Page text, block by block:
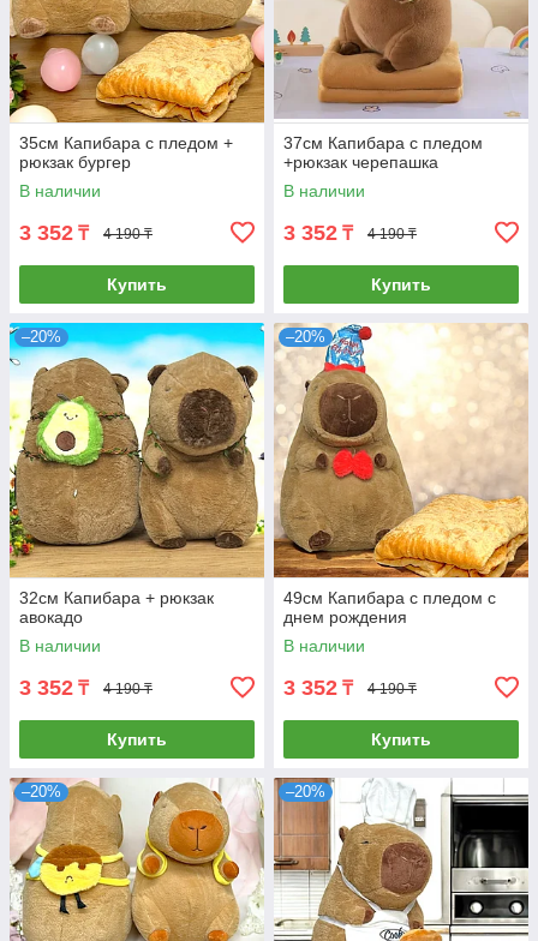
35см Капибара с пледом +
рюкзак бургер
В наличии
3 352 ₸ 4 190 ₸
Купить
37см Капибара с пледом
+рюкзак черепашка
В наличии
3 352 ₸ 4 190 ₸
Купить
–20%
32см Капибара + рюкзак
авокадо
В наличии
3 352 ₸ 4 190 ₸
Купить
–20%
49см Капибара с пледом с
днем рождения
В наличии
3 352 ₸ 4 190 ₸
Купить
–20% –20%